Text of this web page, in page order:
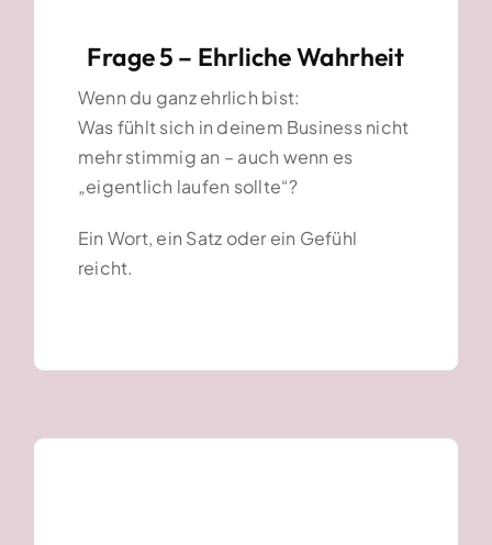
Frage 5 – Ehrliche Wahrheit
Wenn du ganz ehrlich bist:
Was fühlt sich in deinem Business nicht
mehr stimmig an – auch wenn es
„eigentlich laufen sollte“?
Ein Wort, ein Satz oder ein Gefühl
reicht.